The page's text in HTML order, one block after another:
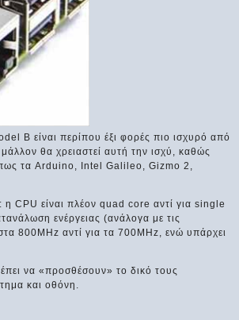
B είναι περίπου έξι φορές πιο ισχυρό από
θα χρειαστεί αυτή την ισχύ, καθώς
τα Arduino, Intel Galileo, Gizmo 2,
CPU είναι πλέον quad core αντί για single
ενέργειας (ανάλογα με τις
800MHz αντί για τα 700ΜΗz, ενώ υπάρχει
να «προσθέσουν» το δικό τους
και οθόνη.